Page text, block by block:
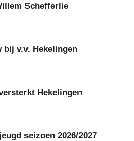
Schefferlie
bij v.v. Hekelingen
Hekelingen
seizoen 2026/2027